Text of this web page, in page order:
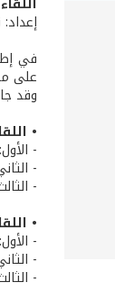
على
وقد
•
-
-
-
•
-
-
-